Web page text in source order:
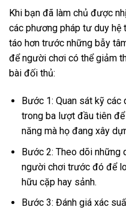
Khi bạn đã làm chủ được
các phương pháp tư duy hệ
táo hơn trước những bẫy
để người chơi có thể giảm
bài đối thủ:
Bước 1: Quan sát kỹ
trong ba lượt đầu tiên
năng mà họ đang xây
Bước 2: Theo dõi những
người chơi trước đó để
hữu cặp hay sảnh.
Bước 3: Đánh giá xác